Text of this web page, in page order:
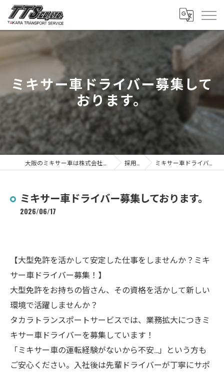
ミキサー車ドライバー募集して
おります。
採用ブログ ミキサー車ドライバー募集しております。
ミキサー車ドライバー募集しております。
2026/06/17
【大型免許を活かして安定した仕事をしませんか？ミキ
サー車ドライバー募集！】
大型免許をお持ちの皆さん、その資格を活かして新しい
環境で活躍しませんか？
タカラトランスポートサービスでは、業務拡大につきミ
キサー車ドライバーを募集しています！
「ミキサー車の運転経験がないから不安…」という方も
ご安心ください。入社後は先輩ドライバーが丁寧にサポ